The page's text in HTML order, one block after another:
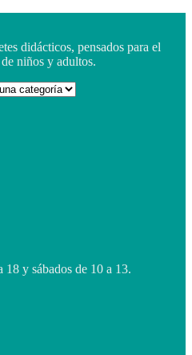
didácticos, pensados para el
niños y adultos.
y sábados de 10 a 13.